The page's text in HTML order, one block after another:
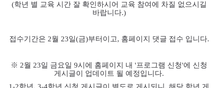
(학년 별 교육 시간 잘 확인하시어 교육 참여에 차질 없으시길
바랍니다.)
접수기간은 2월 23일(금)부터이고, 홈페이지 댓글 접수 입니다.
※ 2월 23일 금요일 9시에 홈페이지 내 '프로그램 신청'에 신청
게시글이 업데이트 될 예정입니다.